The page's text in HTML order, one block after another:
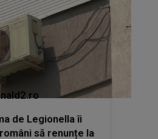
de Legionella îi
să renunțe la